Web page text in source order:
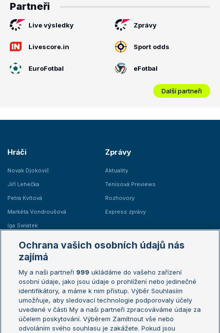
Partneři
Live výsledky Zprávy
Livescore.in Sport odds
EuroFotbal eFotbal
Další partneři
Hráči
Novak Djokovič
Jiří Lehečka
Petra Kvitová
Markéta Vondroušová
Iga Swiatek
Zprávy
Aktuality
Tenisová Previews
Rozhovory
Express zprávy
Žebříčky
Žebříček ATP (muži)
Žebříček WTA (ženy)
Sázkařský žebříček
Australian Open
French Open
Wimbledon
US Open
Turnaj mistrů
Ochrana vašich osobních údajů nás
zajímá
My a naši partneři 999 ukládáme do vašeho zařízení
osobní údaje, jako jsou údaje o prohlížení nebo jedinečné
identifikátory, a máme k nim přístup. Výběr Souhlasím
umožňuje, aby sledovací technologie podporovaly účely
uvedené v části My a naši partneři zpracováváme údaje za
účelem poskytování. Výběrem Zamítnout vše nebo
odvoláním svého souhlasu je zakážete. Pokud jsou